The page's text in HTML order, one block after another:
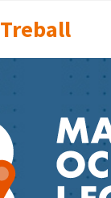
Treball